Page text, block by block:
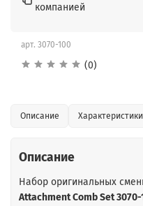
арт. 3070-100
(0)
компанией
Описание Характеристики
Описание
Набор оригинальных
Attachment Comb Set 3070-